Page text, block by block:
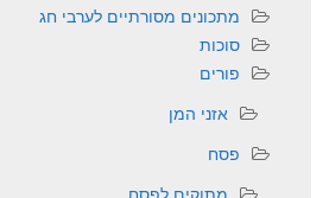
מתכונים מסורתיים לערבי חג
סוכות
פורים
אזני המן
פסח
מתוקים לפסח